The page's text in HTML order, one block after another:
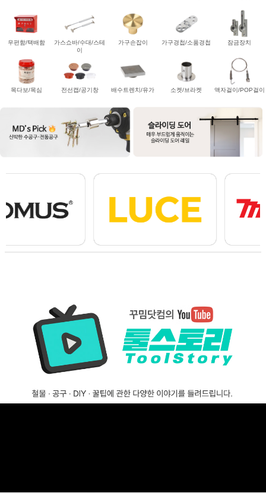
우편함/택배함
가스쇼바/수대/스테
이
가구손잡이 가구경첩/소품경첩 잠금장치
목다보/목심 전선캡/공기창 배수트렌치/유가 소켓/브라켓 액자걸이/POP걸이